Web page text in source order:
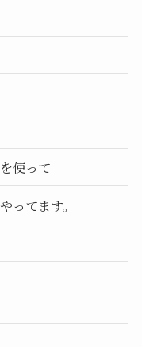
使って
ってます。